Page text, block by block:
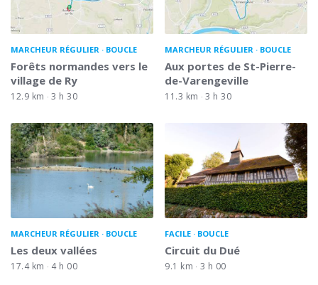
MARCHEUR RÉGULIER BOUCLE
Forêts normandes vers le
village de Ry
12.9 km 3 h 30
MARCHEUR RÉGULIER BOUCLE
Aux portes de St-Pierre-
de-Varengeville
11.3 km 3 h 30
MARCHEUR RÉGULIER BOUCLE
Les deux vallées
17.4 km 4 h 00
FACILE BOUCLE
Circuit du Dué
9.1 km 3 h 00